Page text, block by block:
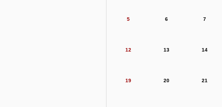
5 6 7
12 13 14
19 20 21